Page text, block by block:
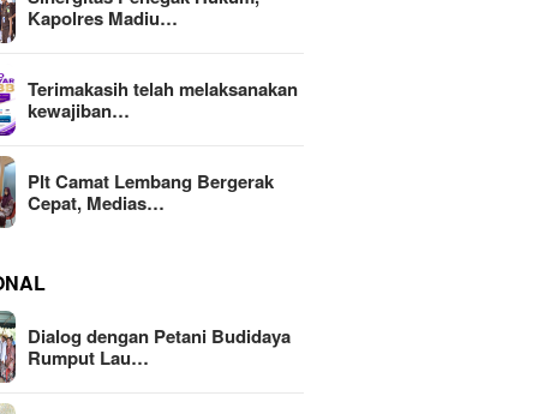
Kapolres Madiu…
Terimakasih telah melaksanakan
kewajiban…
Plt Camat Lembang Bergerak
Cepat, Medias…
Dialog dengan Petani Budidaya
Rumput Lau…